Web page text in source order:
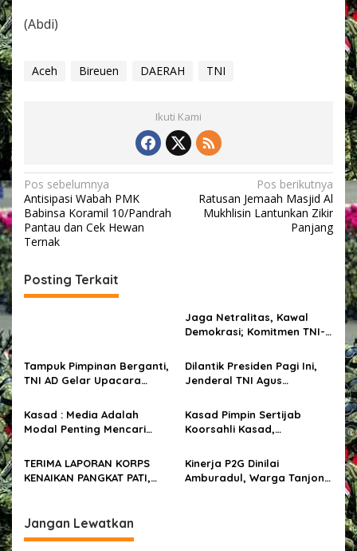
(Abdi)
Aceh Bireuen DAERAH TNI
Ikuti Kami
N
a
v
i
g
a
p
o
s
Pos sebelumnya
Antisipasi Wabah PMK
Babinsa Koramil 10/Pandrah
Pantau dan Cek Hewan
Ternak
Pos berikutnya
Ratusan Jemaah Masjid Al
Mukhlisin Lantunkan Zikir
Panjang
Posting Terkait
Jaga Netralitas, Kawal
Demokrasi; Komitmen TNI-
Damai
Tampuk Pimpinan Berganti,
TNI AD Gelar Upacara
Dilantik Presiden Pagi Ini,
Jenderal TNI Agus
Kasad
Kasad : Media Adalah
Modal Penting Mencari
Bangsa
Kasad Pimpin Sertijab
Koorsahli Kasad,
Danpussenarhanud
TERIMA LAPORAN KORPS
KENAIKAN PANGKAT PATI,
MASING
Kinerja P2G Dinilai
Amburadul, Warga Tanjong
Jangan Lewatkan